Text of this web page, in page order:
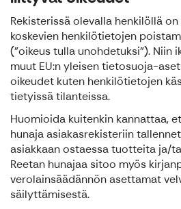
Rekisterissä olevalla henkilöllä
koskevien henkilötietojen
("oikeus tulla unohdetuksi"). Niin
muut EU:n yleisen tietosuoja-
oikeudet kuten henkilötietojen
tietyissä tilanteissa.
Huomioida kuitenkin kannattaa,
hunaja asiakasrekisteriin
asiakkaan ostaessa tuotteita ja/
Reetan hunajaa sitoo myös
verolainsäädännön asettamat
säilyttämisestä.